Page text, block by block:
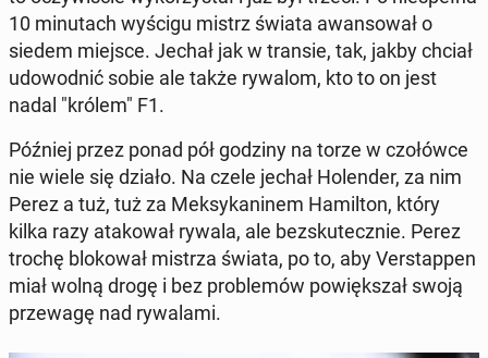
10 mi­nu­tach wyścigu mistrz świata awan­so­wał o
siedem miejsce. Jechał jak w transie, tak, jakby chciał
udo­wod­nić sobie ale także rywalom, kto to on jest
nadal "królem" F1.
Później przez ponad pół godziny na torze w czo­łów­ce
nie wiele się działo. Na czele jechał Ho­len­der, za nim
Perez a tuż, tuż za Mek­sy­ka­ni­nem Ha­mil­ton, który
kilka razy ata­ko­wał rywala, ale bez­sku­tecz­nie. Perez
trochę blo­ko­wał mistrza świata, po to, aby Ver­stap­pen
miał wolną drogę i bez pro­ble­mów po­więk­szał swoją
prze­wa­gę nad ry­wa­la­mi.